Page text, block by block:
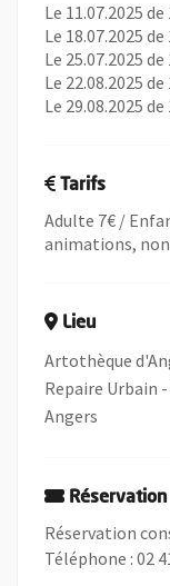
Le 11.07.2025 de
Le 18.07.2025 de
Le 25.07.2025 de
Le 22.08.2025 de
Le 29.08.2025 de
Tarifs
Adulte 7€ /
animations,
Lieu
Artothèque
Repaire Urbain
Angers
Réservation
Réservation
Téléphone : 02